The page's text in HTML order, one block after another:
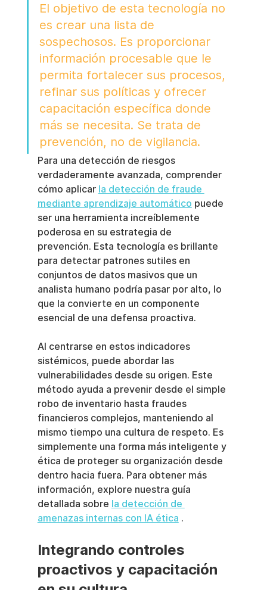
El objetivo de esta tecnología no
es crear una lista de
sospechosos. Es proporcionar
información procesable que le
permita fortalecer sus procesos,
refinar sus políticas y ofrecer
capacitación específica donde
más se necesita. Se trata de
prevención, no de vigilancia.
Para una detección de riesgos
verdaderamente avanzada, comprender
cómo aplicar la detección de fraude
mediante aprendizaje automático puede
ser una herramienta increíblemente
poderosa en su estrategia de
prevención. Esta tecnología es brillante
para detectar patrones sutiles en
conjuntos de datos masivos que un
analista humano podría pasar por alto, lo
que la convierte en un componente
esencial de una defensa proactiva.
Al centrarse en estos indicadores
sistémicos, puede abordar las
vulnerabilidades desde su origen. Este
método ayuda a prevenir desde el simple
robo de inventario hasta fraudes
financieros complejos, manteniendo al
mismo tiempo una cultura de respeto. Es
simplemente una forma más inteligente y
ética de proteger su organización desde
dentro hacia fuera. Para obtener más
información, explore nuestra guía
detallada sobre la detección de
amenazas internas con IA ética .
Integrando controles
proactivos y capacitación